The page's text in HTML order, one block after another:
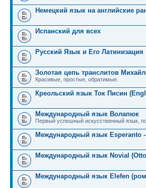
Немецкий язык на английские
Испанский для всех
Русский Язык и Его Латинизация
Золотая цепь транслитов
Красивые, простые, обратимые.
Креольский язык Ток Писин
Международный язык Волапюк
Первый успешный искусственный язык,
Международный язык Esperanto
Международный язык Novial
Международный язык Elefen